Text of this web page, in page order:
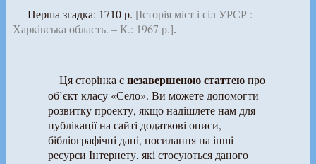
Перша згадка: 1710 р. [Історія міст і сіл УРСР :
Харківська область. – К.: 1967 р.].
Ця сторінка єнезавершеною статтеюпро
об’єкт класу «Село». Ви можете допомогти
розвитку проекту, якщо надішлете нам для
публікації на сайті додаткові описи,
бібліографічні дані, посилання на інші
ресурси Інтернету, які стосуються даного